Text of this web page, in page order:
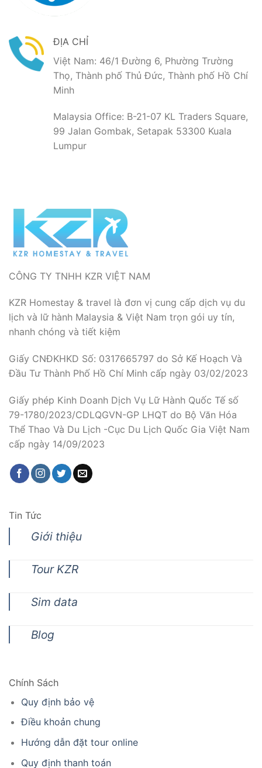
ĐỊA CHỈ
Việt Nam: 46/1 Đường 6, Phường Trường
Thọ, Thành phố Thủ Đức, Thành phố Hồ Chí
Minh
Malaysia Office: B-21-07 KL Traders Square,
99 Jalan Gombak, Setapak 53300 Kuala
Lumpur
CÔNG TY TNHH KZR VIỆT NAM
KZR Homestay & travel là đơn vị cung cấp dịch vụ du
lịch và lữ hành Malaysia & Việt Nam trọn gói uy tín,
nhanh chóng và tiết kiệm
Giấy CNĐKHKD Số: 0317665797 do Sở Kế Hoạch Và
Đầu Tư Thành Phố Hồ Chí Minh cấp ngày 03/02/2023
Giấy phép Kinh Doanh Dịch Vụ Lữ Hành Quốc Tế số
79-1780/2023/CDLQGVN-GP LHQT do Bộ Văn Hóa
Thể Thao Và Du Lịch -Cục Du Lịch Quốc Gia Việt Nam
cấp ngày 14/09/2023
Tin Tức
Giới thiệu
Tour KZR
Sim data
Blog
Chính Sách
Quy định bảo vệ
Điều khoản chung
Hướng dẫn đặt tour online
Quy định thanh toán